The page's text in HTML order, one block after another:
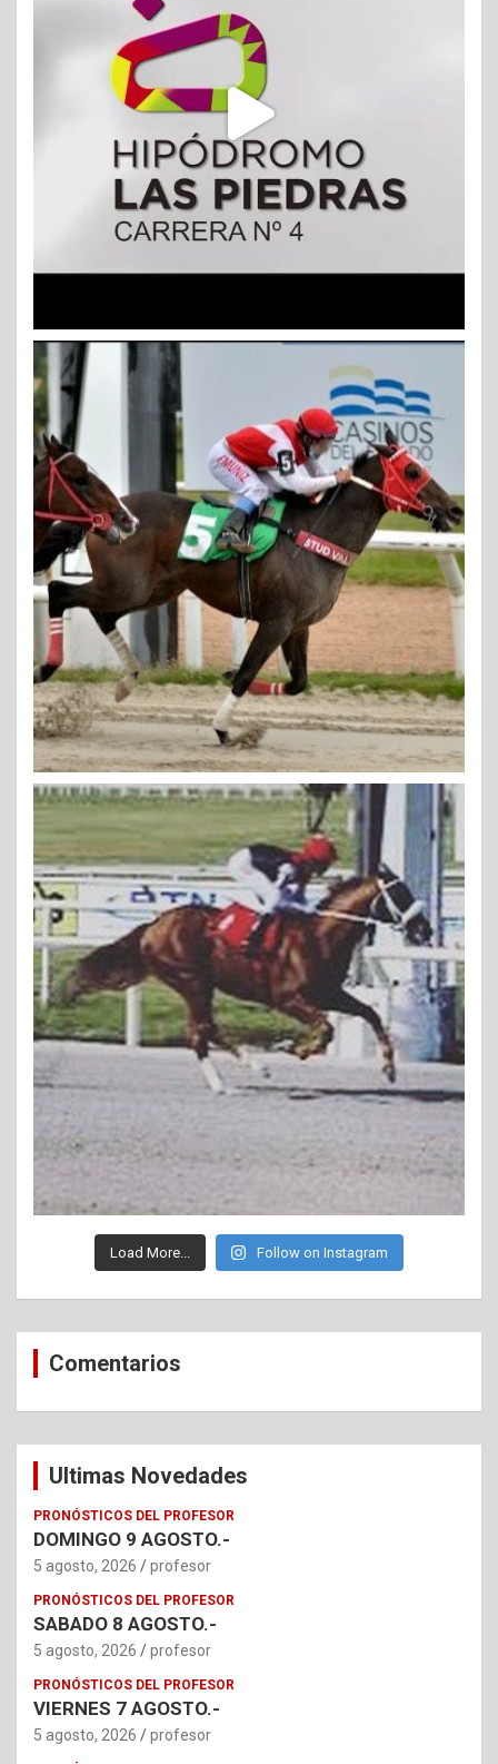
Load More... Follow on Instagram
Comentarios
Ultimas Novedades
PRONÓSTICOS DEL PROFESOR
DOMINGO 9 AGOSTO.-
5 agosto, 2026 profesor
PRONÓSTICOS DEL PROFESOR
SABADO 8 AGOSTO.-
5 agosto, 2026 profesor
PRONÓSTICOS DEL PROFESOR
VIERNES 7 AGOSTO.-
5 agosto, 2026 profesor